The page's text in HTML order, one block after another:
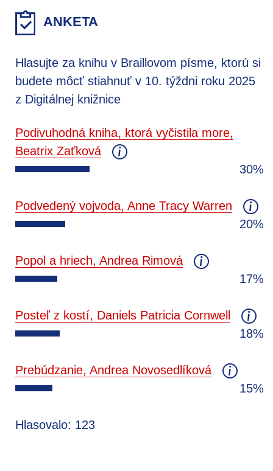
ANKETA
Hlasujte za knihu v Braillovom písme, ktorú si
budete môcť stiahnuť v 10. týždni roku 2025
z Digitálnej knižnice
Podivuhodná kniha, ktorá vyčistila more,
Beatrix Zaťková
30%
Podvedený vojvoda, Anne Tracy Warren
20%
Popol a hriech, Andrea Rimová
17%
Posteľ z kostí, Daniels Patricia Cornwell
18%
Prebúdzanie, Andrea Novosedlíková
15%
Hlasovalo: 123